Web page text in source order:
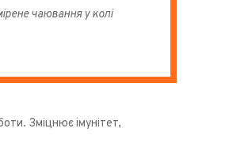
чаювання у колі
Зміцнює імунітет,